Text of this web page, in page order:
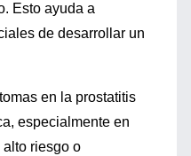
Esto ayuda a
de desarrollar un
en la prostatitis
especialmente en
alto riesgo o